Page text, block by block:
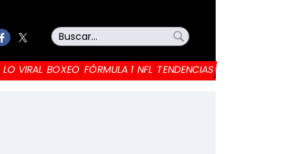
LO VIRAL BOXEO FÓRMULA 1 NFL TENDENCIAS